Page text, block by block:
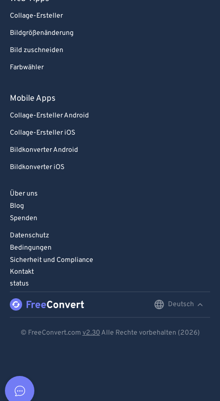
Collage-Ersteller
Bildgrößenänderung
Bild zuschneiden
Farbwähler
Mobile Apps
Collage-Ersteller Android
Collage-Ersteller iOS
Bildkonverter Android
Bildkonverter iOS
Über uns
Blog
Spenden
Datenschutz
Bedingungen
Sicherheit und Compliance
Kontakt
status
Deutsch
© FreeConvert.com v2.30 Alle Rechte vorbehalten (2026)